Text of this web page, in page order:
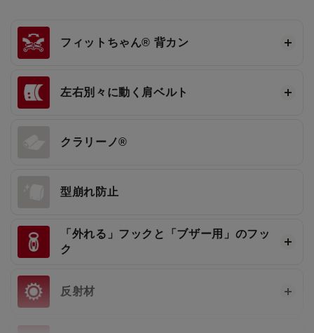
フィットちゃん® 背カン
左右別々に動く肩ベルト
クラリーノ®
型崩れ防止
「外れる」フックと「ブザー用」のフッ
ク
反射材